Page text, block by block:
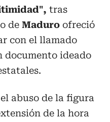
tras
de Maduro ofreció
con el llamado
documento ideado
abuso de la figura
de la hora